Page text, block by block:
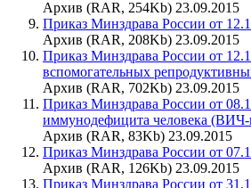
Архив (RAR, 254Kb) 23.09.2015
Приказ Минздрава России от
Архив (RAR, 208Kb) 23.09.2015
Приказ Минздрава России от
вспомогательных
Архив (RAR, 702Kb) 23.09.2015
Приказ Минздрава России от
иммунодефицита человека
Архив (RAR, 83Kb) 23.09.2015
Приказ Минздрава России от
Архив (RAR, 126Kb) 23.09.2015
Приказ Минздрава России от